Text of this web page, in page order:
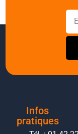
Infos
pratiques